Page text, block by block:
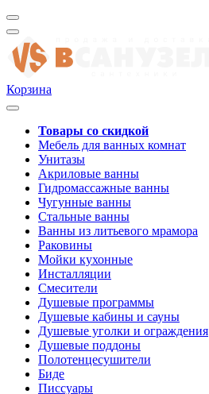
Корзина
Товары со скидкой
Мебель для ванных комнат
Унитазы
Акриловые ванны
Гидромассажные ванны
Чугунные ванны
Стальные ванны
Ванны из литьевого мрамора
Раковины
Мойки кухонные
Инсталляции
Смесители
Душевые программы
Душевые кабины и сауны
Душевые уголки и ограждения
Душевые поддоны
Полотенцесушители
Биде
Писсуары